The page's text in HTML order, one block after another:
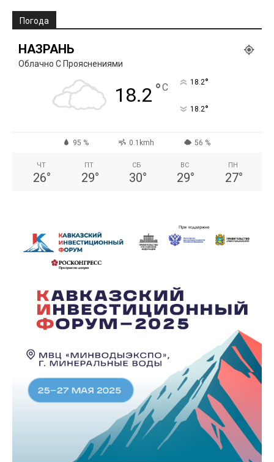
Погода
НАЗРАНЬ
Облачно С Прояснениями
18.2 °C 18.2°
18.2°
95 % 0.1kmh 56 %
ЧТ
26°
ПТ
29°
СБ
30°
ВС
29°
ПН
27°